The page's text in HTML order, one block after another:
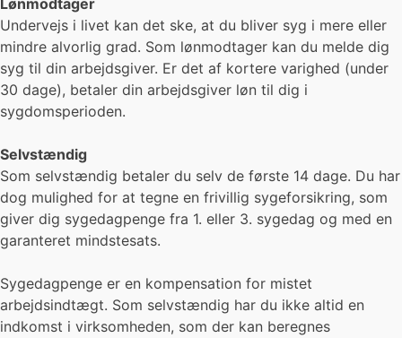
Lønmodtager
Undervejs i livet kan det ske, at du bliver syg i mere eller
mindre alvorlig grad. Som lønmodtager kan du melde dig
syg til din arbejdsgiver. Er det af kortere varighed (under
30 dage), betaler din arbejdsgiver løn til dig i
sygdomsperioden.
Selvstændig
Som selvstændig betaler du selv de første 14 dage. Du har
dog mulighed for at tegne en frivillig sygeforsikring, som
giver dig sygedagpenge fra 1. eller 3. sygedag og med en
garanteret mindstesats.
Sygedagpenge er en kompensation for mistet
arbejdsindtægt. Som selvstændig har du ikke altid en
indkomst i virksomheden, som der kan beregnes